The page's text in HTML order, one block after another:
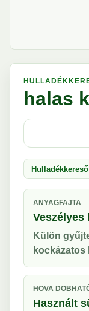
halas
Hulladékkereső
ANYAGFAJTA
Veszélyes
Külön
kockázatos
HOVA
Használt